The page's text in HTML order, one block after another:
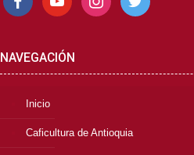
NAVEGACIÓN
Inicio
Caficultura de Antioquia